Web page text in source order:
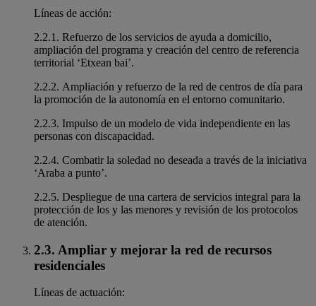
Líneas de acción:
2.2.1. Refuerzo de los servicios de ayuda a domicilio,
ampliación del programa y creación del centro de referencia
territorial ‘Etxean bai’.
2.2.2. Ampliación y refuerzo de la red de centros de día para
la promoción de la autonomía en el entorno comunitario.
2.2.3. Impulso de un modelo de vida independiente en las
personas con discapacidad.
2.2.4. Combatir la soledad no deseada a través de la iniciativa
‘Araba a punto’.
2.2.5. Despliegue de una cartera de servicios integral para la
protección de los y las menores y revisión de los protocolos
de atención.
2.3. Ampliar y mejorar la red de recursos
residenciales
Líneas de actuación: